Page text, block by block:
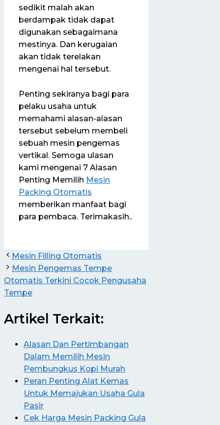
sedikit malah akan
berdampak tidak dapat
digunakan sebagaimana
mestinya. Dan kerugaian
akan tidak terelakan
mengenai hal tersebut.
Penting sekiranya bagi para
pelaku usaha untuk
memahami alasan-alasan
tersebut sebelum membeli
sebuah mesin pengemas
vertikal. Semoga ulasan
kami mengenai 7 Alasan
Penting Memilih Mesin
Packing Otomatis
memberikan manfaat bagi
para pembaca. Terimakasih..
Mesin Filling Otomatis
Mesin Pengemas Tempe
Otomatis Terkini Cocok Pengusaha
Tempe
Artikel Terkait:
Alasan Dan Pertimbangan
Dalam Memilih Mesin
Pembungkus Kopi Murah
Peran Penting Alat Kemas
Untuk Memajukan Usaha Gula
Pasir
Cek Harga Mesin Packing Gula